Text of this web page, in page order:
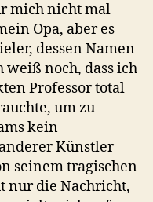
mich nicht mal
Opa, aber es
dessen Namen
noch, dass ich
Professor total
um zu
kein
Künstler
seinem tragischen
nur die Nachricht,